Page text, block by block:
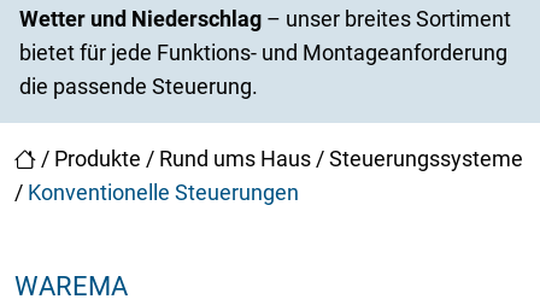
/ Produkte / Rund ums Haus/Steuerungssysteme
/ Konventionelle Steuerungen
Wetter und Niederschlag – unser breites Sortiment
bietet für jede Funktions- und Montageanforderung
die passende Steuerung.
WAREMA